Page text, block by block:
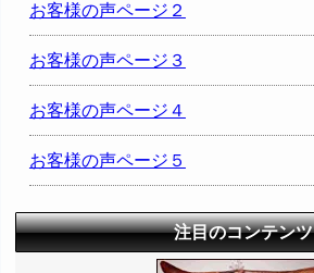
お客様の声ページ２
お客様の声ページ３
お客様の声ページ４
お客様の声ページ５
注目のコンテンツ